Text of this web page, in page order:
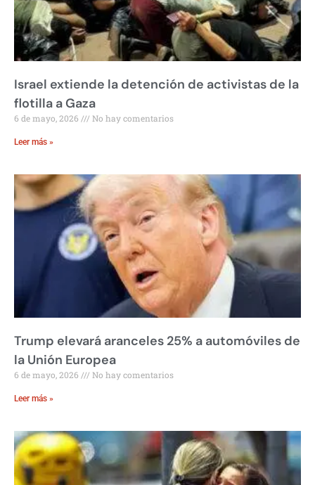
Israel extiende la detención de activistas de la
flotilla a Gaza
6 de mayo, 2026 No hay comentarios
Leer más »
Trump elevará aranceles 25% a automóviles de
la Unión Europea
6 de mayo, 2026 No hay comentarios
Leer más »